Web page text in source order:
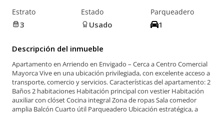
Estrato
3
Estado
Usado
Parqueadero
1
Descripción del inmueble
Apartamento en Arriendo en Envigado – Cerca a Centro Comercial
Mayorca Vive en una ubicación privilegiada, con excelente acceso a
transporte, comercio y servicios. Características del apartamento: 2
Baños 2 habitaciones Habitación principal con vestier Habitación
auxiliar con clóset Cocina integral Zona de ropas Sala comedor
amplia Balcón Cuarto útil Parqueadero Ubicación estratégica, a